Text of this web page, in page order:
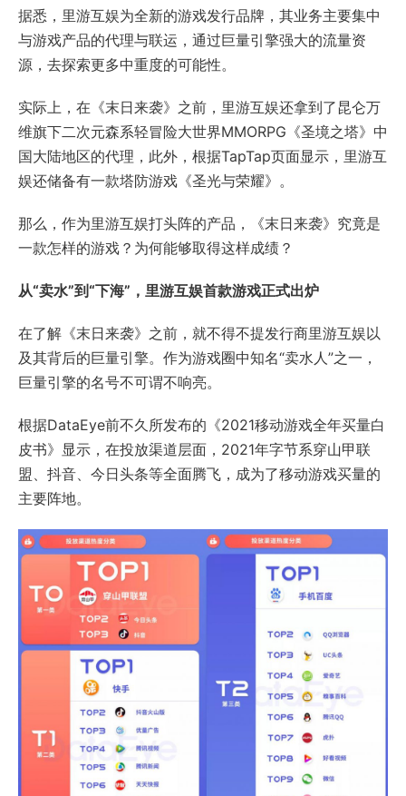
据悉，里游互娱为全新的游戏发行品牌，其业务主要集中
与游戏产品的代理与联运，通过巨量引擎强大的流量资
源，去探索更多中重度的可能性。
实际上，在《末日来袭》之前，里游互娱还拿到了昆仑万
维旗下二次元森系轻冒险大世界MMORPG《圣境之塔》中
国大陆地区的代理，此外，根据TapTap页面显示，里游互
娱还储备有一款塔防游戏《圣光与荣耀》。
那么，作为里游互娱打头阵的产品，《末日来袭》究竟是
一款怎样的游戏？为何能够取得这样成绩？
从“卖水”到“下海”，里游互娱首款游戏正式出炉
在了解《末日来袭》之前，就不得不提发行商里游互娱以
及其背后的巨量引擎。作为游戏圈中知名“卖水人”之一，
巨量引擎的名号不可谓不响亮。
根据DataEye前不久所发布的《2021移动游戏全年买量白
皮书》显示，在投放渠道层面，2021年字节系穿山甲联
盟、抖音、今日头条等全面腾飞，成为了移动游戏买量的
主要阵地。